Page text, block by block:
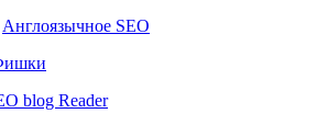
Англоязычное SEO
blog Reader